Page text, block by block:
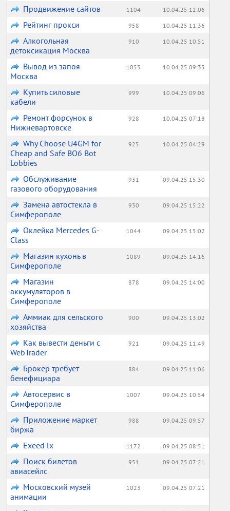
Продвижение сайтов 1104 10.04.25 12:06
Рейтинг прокси 958 10.04.25 11:36
Алкогольная
детоксикация Москва
910 10.04.25 10:51
Вывод из запоя
Москва
1053 10.04.25 09:35
Купить силовые
кабели
999 10.04.25 09:06
Ремонт форсунок в
Нижневартовске
928 10.04.25 07:18
Why Choose U4GM for
Cheap and Safe BO6 Bot
Lobbies
925 10.04.25 04:29
Обслуживание
газового оборудования
931 09.04.25 15:30
Замена автостекла в
Симферополе
930 09.04.25 15:22
Оклейка Mercedes G-
Class
1044 09.04.25 15:02
Магазин кухонь в
Симферополе
1089 09.04.25 14:16
Магазин
аккумуляторов в
Симферополе
878 09.04.25 14:00
Аммиак для сельского
хозяйства
900 09.04.25 13:02
Как вывести деньги с
WebTrader
921 09.04.25 11:49
Брокер требует
бенефициара
884 09.04.25 11:06
Автосервис в
Симферополе
1007 09.04.25 10:54
Приложение маркет
биржа
988 09.04.25 09:57
Exeed lx 1172 09.04.25 08:51
Поиск билетов
авиасейлс
951 09.04.25 07:21
Московский музей
анимации
1023 09.04.25 07:21